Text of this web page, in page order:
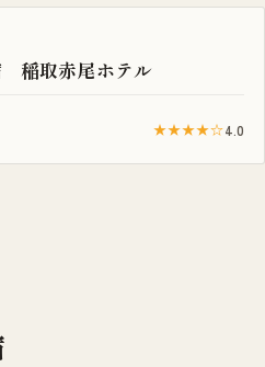
稲取赤尾ホテル
★★★★☆4.0